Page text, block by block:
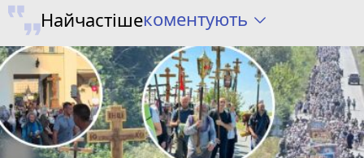
Найчастішекоментують